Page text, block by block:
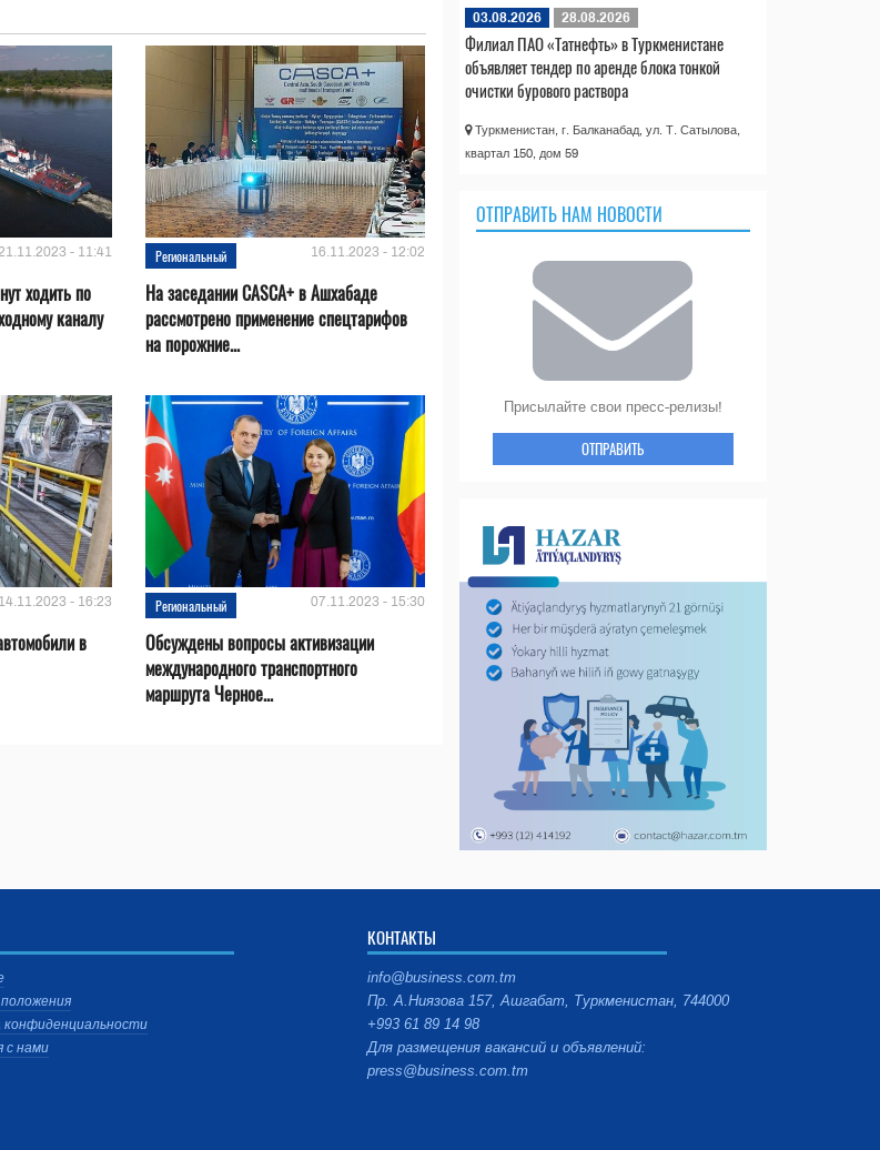
- 11:41
ходить по
каналу
Региональный 16.11.2023 - 12:02
На заседании CASCA+ в Ашхабаде
рассмотрено применение спецтарифов
на порожние...
14.11.2023 - 16:23
в
Региональный 07.11.2023 - 15:30
Обсуждены вопросы активизации
международного транспортного
маршрута Черное...
03.08.2026 28.08.2026
Филиал ПАО «Татнефть» в Туркменистане
объявляет тендер по аренде блока тонкой
очистки бурового раствора
Туркменистан, г. Балканабад, ул. Т. Сатылова,
квартал 150, дом 59
ОТПРАВИТЬ НАМ НОВОСТИ
Присылайте свои пресс-релизы!
ОТПРАВИТЬ
с нами
КОНТАКТЫ
info@business.com.tm
Пр. А.Ниязова 157, Ашгабат, Туркменистан, 744000
+993 61 89 14 98
Для размещения вакансий и объявлений:
press@business.com.tm